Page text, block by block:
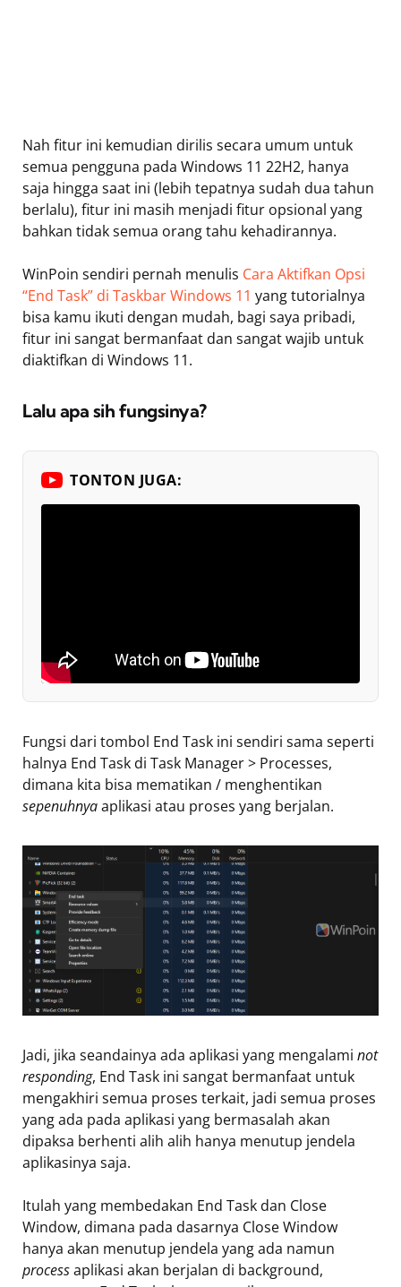
Nah fitur ini kemudian dirilis secara umum untuk
semua pengguna pada Windows 11 22H2, hanya
saja hingga saat ini (lebih tepatnya sudah dua tahun
berlalu), fitur ini masih menjadi fitur opsional yang
bahkan tidak semua orang tahu kehadirannya.
WinPoin sendiri pernah menulis Cara Aktifkan Opsi
“End Task” di Taskbar Windows 11 yang tutorialnya
bisa kamu ikuti dengan mudah, bagi saya pribadi,
fitur ini sangat bermanfaat dan sangat wajib untuk
diaktifkan di Windows 11.
Lalu apa sih fungsinya?
TONTON JUGA:
Fungsi dari tombol End Task ini sendiri sama seperti
halnya End Task di Task Manager > Processes,
dimana kita bisa mematikan / menghentikan
sepenuhnyaaplikasi atau proses yang berjalan.
Jadi, jika seandainya ada aplikasi yang mengalami not
responding, End Task ini sangat bermanfaat untuk
mengakhiri semua proses terkait, jadi semua proses
yang ada pada aplikasi yang bermasalah akan
dipaksa berhenti alih alih hanya menutup jendela
aplikasinya saja.
Itulah yang membedakan End Task dan Close
Window, dimana pada dasarnya Close Window
hanya akan menutup jendela yang ada namun
processaplikasi akan berjalan di background,